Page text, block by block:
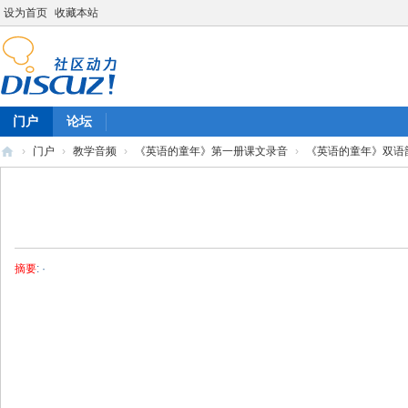
设为首页 收藏本站
门户 论坛
› 门户 › 教学音频 › 《英语的童年》第一册课文录音 › 《英语的童年》双
摘要: ·